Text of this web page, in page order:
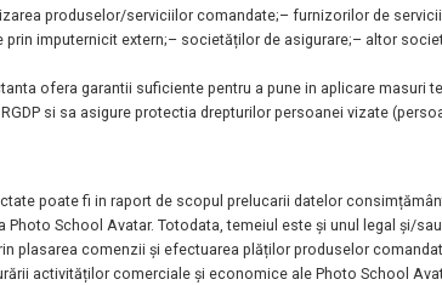
produselor/serviciilor comandate;– furnizorilor de
imputernicit extern;– societăților de asigurare;– altor
ofera garantii suficiente pentru a pune in aplicare masuri
si sa asigure protectia drepturilor persoanei vizate
poate fi in raport de scopul prelucarii datelor
Photo School Avatar. Totodata, temeiul este și unul legal și/
plasarea comenzii și efectuarea plăților produselor
activităților comerciale și economice ale Photo School